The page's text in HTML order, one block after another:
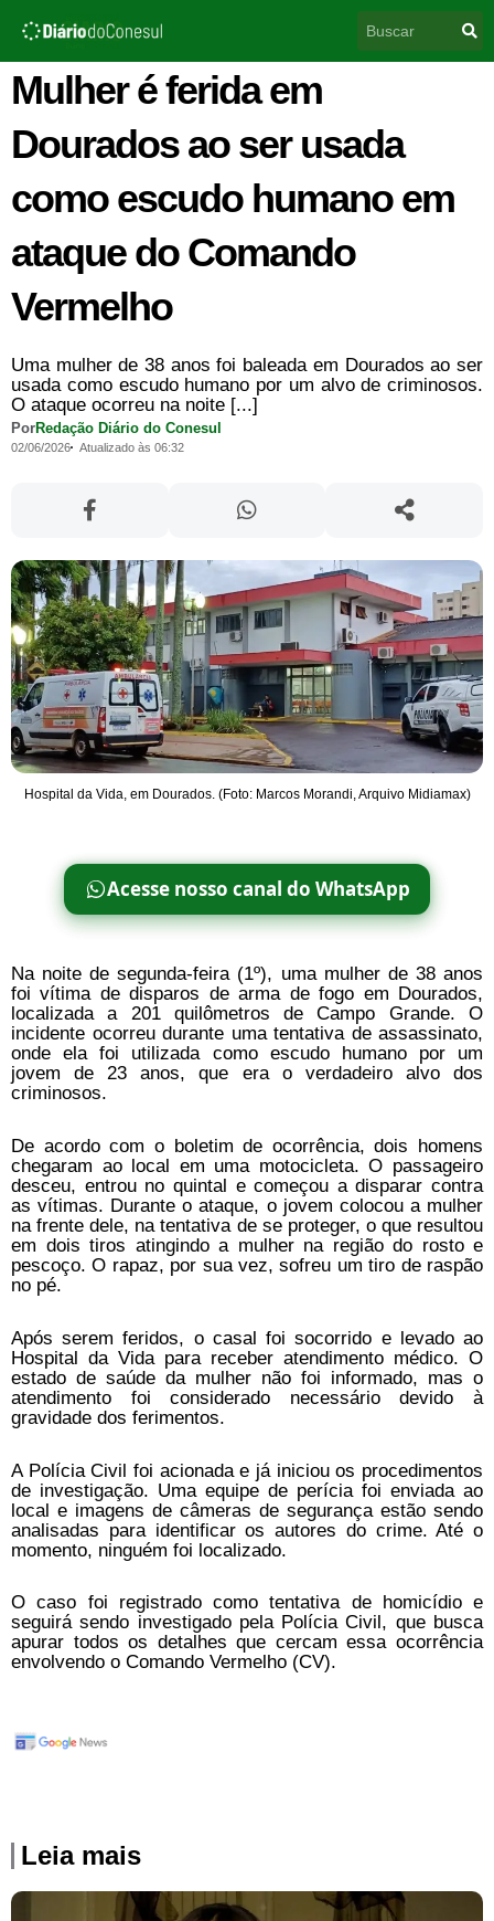
para
conteúdo
Mulher é ferida em
Dourados ao ser usada
como escudo humano em
ataque do Comando
Vermelho
Uma mulher de 38 anos foi baleada em Dourados ao ser
usada como escudo humano por um alvo de criminosos.
O ataque ocorreu na noite [...]
PorRedação Diário do Conesul
02/06/2026 Atualizado às 06:32
Hospital da Vida, em Dourados. (Foto: Marcos Morandi, Arquivo Midiamax)
Acesse nosso canal do WhatsApp
Na noite de segunda-feira (1º), uma mulher de 38 anos
foi vítima de disparos de arma de fogo em Dourados,
localizada a 201 quilômetros de Campo Grande. O
incidente ocorreu durante uma tentativa de assassinato,
onde ela foi utilizada como escudo humano por um
jovem de 23 anos, que era o verdadeiro alvo dos
criminosos.
De acordo com o boletim de ocorrência, dois homens
chegaram ao local em uma motocicleta. O passageiro
desceu, entrou no quintal e começou a disparar contra
as vítimas. Durante o ataque, o jovem colocou a mulher
na frente dele, na tentativa de se proteger, o que resultou
em dois tiros atingindo a mulher na região do rosto e
pescoço. O rapaz, por sua vez, sofreu um tiro de raspão
no pé.
Após serem feridos, o casal foi socorrido e levado ao
Hospital da Vida para receber atendimento médico. O
estado de saúde da mulher não foi informado, mas o
atendimento foi considerado necessário devido à
gravidade dos ferimentos.
A Polícia Civil foi acionada e já iniciou os procedimentos
de investigação. Uma equipe de perícia foi enviada ao
local e imagens de câmeras de segurança estão sendo
analisadas para identificar os autores do crime. Até o
momento, ninguém foi localizado.
O caso foi registrado como tentativa de homicídio e
seguirá sendo investigado pela Polícia Civil, que busca
apurar todos os detalhes que cercam essa ocorrência
envolvendo o Comando Vermelho (CV).
Leia mais